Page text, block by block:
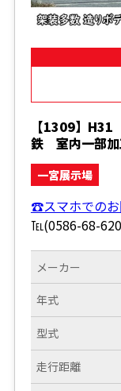
【1309】
鉄 室内一部
一宮展示場
☎スマホでの
℡(0586-68-
メーカー
年式
型式
走行距離